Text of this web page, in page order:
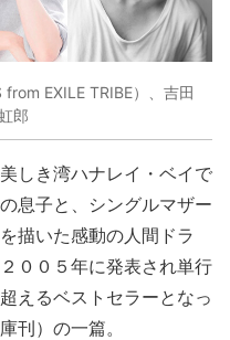
EXILE TRIBE）、吉田
郎
しき湾ハナレイ・ベイで
息子と、シングルマザー
描いた感動の人間ドラ
００５年に発表され単行
えるベストセラーとなっ
刊）の一篇。